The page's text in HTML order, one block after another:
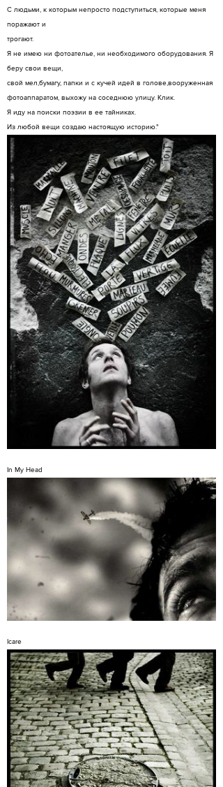
С людьми, к которым непросто подступиться, которые меня
поражают и
трогают.
Я не имею ни фотоателье, ни необходимого оборудования. Я
беру свои вещи,
свой мел,бумагу, папки и с кучей идей в голове,вооруженная
фотоаппаратом, выхожу на соседнюю улицу. Клик.
Я иду на поиски поэзии в ее тайниках.
Из любой вещи создаю настоящую историю."
In My Head
Icare